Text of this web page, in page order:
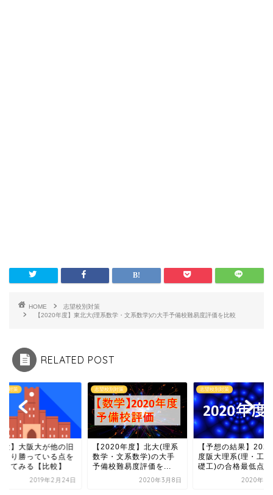
HOME
志望校別対策
【2020年度】東北大(理系数学・文系数学)の大手予備校難易度評価を比較
RELATED POST
別対策
験】大阪大が他の旧
より勝っている点を
してみる【比較】
2019年2月24日
志望校別対策
【2020年度】北大(理系
数学・文系数学)の大手
予備校難易度評価を...
2020年3月8日
志望校別対策
【予想の結果】
度阪大理系(理・工
礎工)の合格最低点
2020年5